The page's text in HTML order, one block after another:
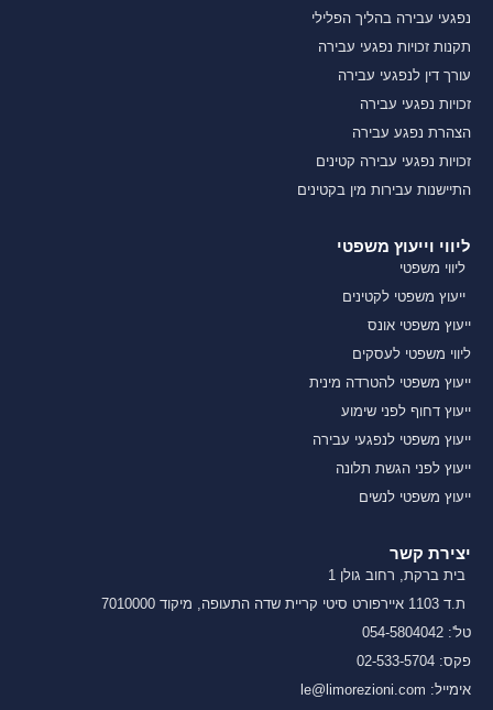
נפגעי עבירה בהליך הפלילי
תקנות זכויות נפגעי עבירה
עורך דין לנפגעי עבירה
זכויות נפגעי עבירה
הצהרת נפגע עבירה
זכויות נפגעי עבירה קטינים
התיישנות עבירות מין בקטינים
ליווי וייעוץ משפטי
ליווי משפטי
ייעוץ משפטי לקטינים
ייעוץ משפטי אונס
ליווי משפטי לעסקים
ייעוץ משפטי להטרדה מינית
ייעוץ דחוף לפני שימוע
ייעוץ משפטי לנפגעי עבירה
ייעוץ לפני הגשת תלונה
ייעוץ משפטי לנשים
יצירת קשר
בית ברקת, רחוב גולן 1
ת.ד 1103 איירפורט סיטי קריית שדה התעופה, מיקוד 7010000
טל': 054-5804042
פקס: 02-533-5704
אימייל: le@limorezioni.com